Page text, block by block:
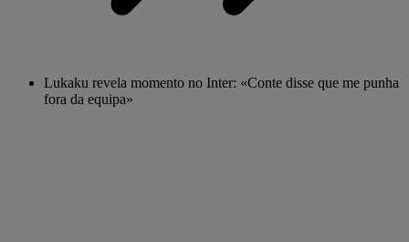
Lukaku revela momento no Inter: «Conte disse que me punha
fora da equipa»